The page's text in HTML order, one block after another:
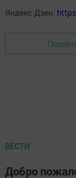
Яндекс Дзен:
ВЕСТИ
Добро